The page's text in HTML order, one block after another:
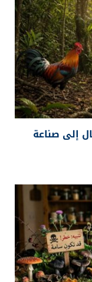
أسرع هاتريك
لحظة تاريخية
اليومية. أدوّن
إلى العافية أو